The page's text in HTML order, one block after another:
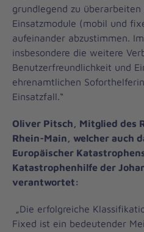
grundlegend zu
Einsatzmodule (mobil und
aufeinander abzustimmen.
insbesondere die weitere
Benutzerfreundlichkeit und
ehrenamtlichen
Einsatzfall.“
Oliver Pitsch, Mitglied des
Rhein-Main, welcher auch
Europäischer
Katastrophenhilfe der
verantwortet:
„Die erfolgreiche
Fixed ist ein bedeutender